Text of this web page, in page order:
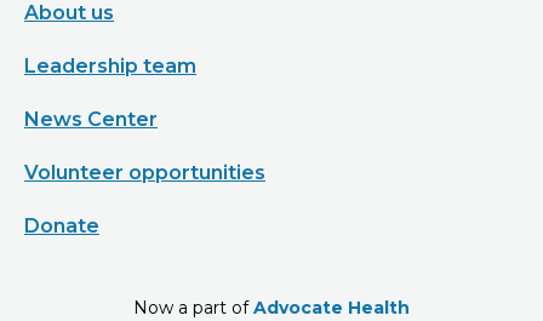
About us
Leadership team
News Center
Volunteer opportunities
Donate
Now a part ofAdvocate Health